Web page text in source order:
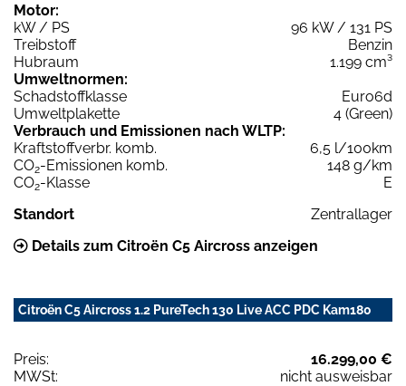
Motor:
kW / PS
96 kW / 131 PS
Treibstoff
Benzin
Hubraum
1.199 cm³
Umweltnormen:
Schadstoffklasse
Euro6d
Umweltplakette
4 (Green)
Verbrauch und Emissionen nach WLTP:
Kraftstoffverbr. komb.
6,5 l/100km
CO2-Emissionen komb.
148 g/km
CO2-Klasse
E
Standort
Zentrallager
Details zum Citroën C5 Aircross anzeigen
Citroën C5 Aircross 1.2 PureTech 130 Live ACC PDC Kam180
Preis:
16.299,00 €
MWSt:
nicht ausweisbar